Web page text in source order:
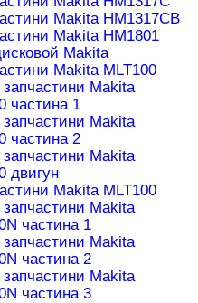
Makita HM1317CB
Makita HM1801
Makita
Makita MLT100
Makita
частина 1
Makita
частина 2
Makita
двигун
Makita MLT100
Makita
частина 1
Makita
частина 2
Makita
частина 3